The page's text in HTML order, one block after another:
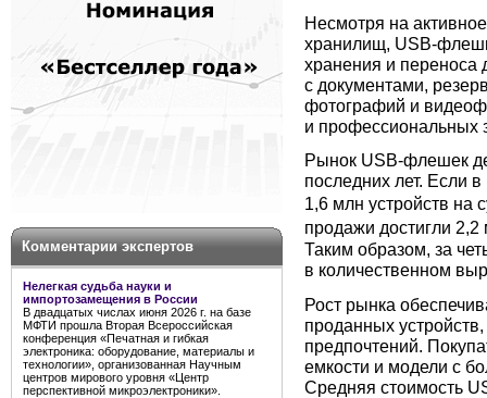
Комментарии экспертов
Нелегкая судьба науки и
импортозамещения в России
В двадцатых числах июня 2026 г. на базе
МФТИ прошла Вторая Всероссийская
конференция «Печатная и гибкая
электроника: оборудование, материалы и
технологии», организованная Научным
центров мирового уровня «Центр
перспективной микроэлектроники».
Несмотря на
хранилищ, USB-
хранения и переноса
с документами,
фотографий и
и профессиональных
Рынок USB-флешек
последних лет. Если
1,6 млн устройств на
продажи достигли 2,2
Таким образом, за
в количественном
Рост рынка
проданных
предпочтений.
емкости и модели с
Средняя стоимость